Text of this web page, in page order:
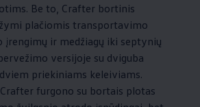
Be to, Crafter bortinis
plačiomis transportavimo
įrengimų ir medžiagų iki septynių
versijoje su dviguba
priekiniams keleiviams.
furgono su bortais plotas